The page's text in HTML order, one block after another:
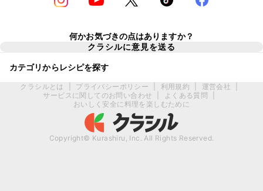
何かお気づきの点はありますか？
クラシルに意見を送る
カテゴリからレシピを探す
クラシルとは プライバシーポリシー 利用規約 運営会社
サービスに関してのお問い合わせ
よくある質問
おいしく安全に料理を楽しむために
Copyright© Kurashiru, Inc. All Rights Reserved.